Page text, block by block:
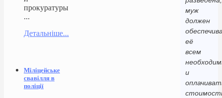
муж
должен
её
всем
и
прокуратуры
...
Детальніше...
Міліцейське
свавілля в
поліції